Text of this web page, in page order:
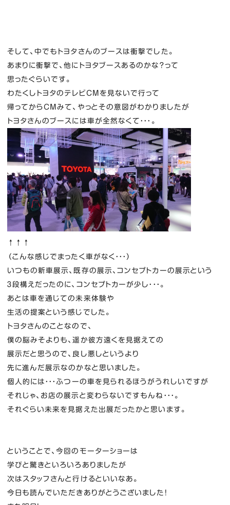
そして、中でもトヨタさんのブースは衝撃でした。
あまりに衝撃で、他にトヨタブースあるのかな？って
思ったぐらいです。
わたくしトヨタのテレビCMを見ないで行って
帰ってからCMみて、やっとその意図がわかりましたが
トヨタさんのブースには車が全然なくて・・・。
↑↑↑
（こんな感じでまったく車がなく・・・）
いつもの新車展示、既存の展示、コンセプトカーの展示という
３段構えだったのに、コンセプトカーが少し・・・。
あとは車を通じての未来体験や
生活の提案という感じでした。
トヨタさんのことなので、
僕の脳みそよりも、遥か彼方遠くを見据えての
展示だと思うので、良し悪しというより
先に進んだ展示なのかなと思いました。
個人的には・・・ふつーの車を見られるほうがうれしいですが
それじゃ、お店の展示と変わらないですもんね・・・。
それぐらい未来を見据えた出展だったかと思います。
ということで、今回のモーターショーは
学びと驚きといろいろありましたが
次はスタッフさんと行けるといいなあ。
今日も読んでいただきありがとうございました！